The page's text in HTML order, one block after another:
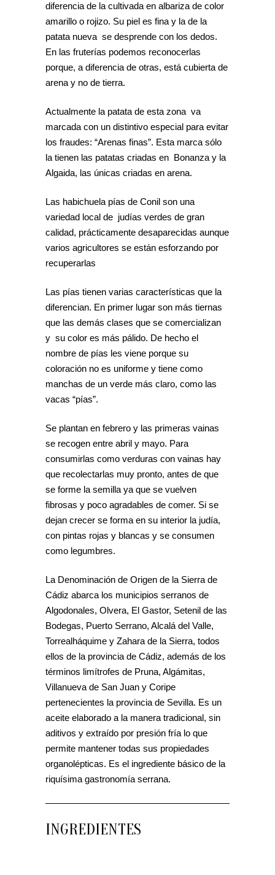
diferencia de la cultivada en albariza de color
amarillo o rojizo. Su piel es fina y la de la
patata nueva se desprende con los dedos.
En las fruterías podemos reconocerlas
porque, a diferencia de otras, está cubierta de
arena y no de tierra.
Actualmente la patata de esta zona va
marcada con un distintivo especial para evitar
los fraudes: “Arenas finas”. Esta marca sólo
la tienen las patatas criadas en Bonanza y la
Algaida, las únicas criadas en arena.
Las habichuela pías de Conil son una
variedad local de judías verdes de gran
calidad, prácticamente desaparecidas aunque
varios agricultores se están esforzando por
recuperarlas
Las pías tienen varias características que la
diferencian. En primer lugar son más tiernas
que las demás clases que se comercializan
y su color es más pálido. De hecho el
nombre de pías les viene porque su
coloración no es uniforme y tiene como
manchas de un verde más claro, como las
vacas “pías”.
Se plantan en febrero y las primeras vainas
se recogen entre abril y mayo. Para
consumirlas como verduras con vainas hay
que recolectarlas muy pronto, antes de que
se forme la semilla ya que se vuelven
fibrosas y poco agradables de comer. Si se
dejan crecer se forma en su interior la judía,
con pintas rojas y blancas y se consumen
como legumbres.
La Denominación de Origen de la Sierra de
Cádiz abarca los municipios serranos de
Algodonales, Olvera, El Gastor, Setenil de las
Bodegas, Puerto Serrano, Alcalá del Valle,
Torrealháquime y Zahara de la Sierra, todos
ellos de la provincia de Cádiz, además de los
términos limítrofes de Pruna, Algámitas,
Villanueva de San Juan y Coripe
pertenecientes la provincia de Sevilla. Es un
aceite elaborado a la manera tradicional, sin
aditivos y extraído por presión fría lo que
permite mantener todas sus propiedades
organolépticas. Es el ingrediente básico de la
riquísima gastronomía serrana.
INGREDIENTES